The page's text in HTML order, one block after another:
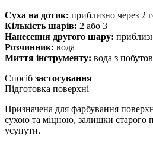
Суха на дотик: приблизно через 2
Кількість шарів: 2 або 3
Нанесення другого шару:
Розчинник: вода
Миття інструменту: вода з
Спосіб застосування
Підготовка поверхні
Призначена для фарбування
сухою та міцною, залишки старого
усунути.